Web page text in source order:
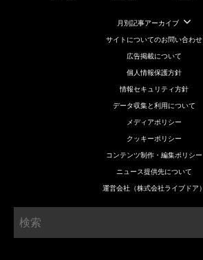
月別記事アーカイブ
サイトについてのお問い合わせ
広告掲載について
個人情報保護方針
情報セキュリティ方針
データ収集と利用について
メディアポリシー
クッキーポリシー
コンテンツ制作・編集ポリシー
ニュース提供先について
運営会社（株式会社ライブドア）